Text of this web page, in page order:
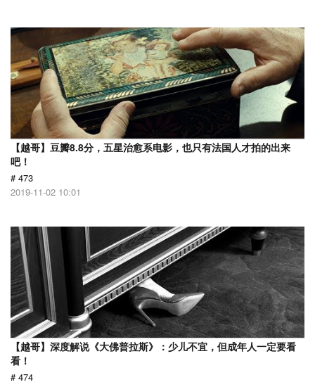
【越哥】豆瓣8.8分，五星治愈系电影，也只有法国人才拍的出来
吧！
# 473
2019-11-02 10:01
【越哥】深度解说《大佛普拉斯》：少儿不宜，但成年人一定要看
看！
# 474